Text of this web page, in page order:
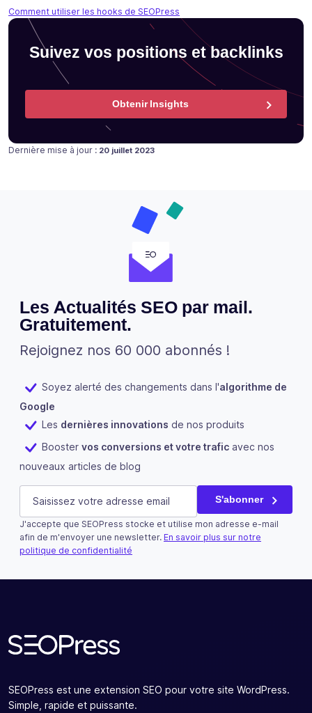
Comment utiliser les hooks de SEOPress
Suivez vos positions et backlinks
Obtenir Insights
Dernière mise à jour : Publié le
17 juillet 2019
20 juillet 2023
Les Actualités SEO par mail.
Gratuitement.
Rejoignez nos 60 000 abonnés !
Soyez alerté des changements dans l'algorithme de
Google
Les dernières innovations de nos produits
Booster vos conversions et votre trafic avec nos
nouveaux articles de blog
Instagram
Ce champ n’est utilisé qu’à des fins de validation et
E-mail (Nécessaire) S'abonner
J'accepte que SEOPress stocke et utilise mon adresse e-mail
afin de m'envoyer une newsletter. En savoir plus sur notre
politique de confidentialité
SEOPress est une extension SEO pour votre site WordPress.
Simple, rapide et puissante.